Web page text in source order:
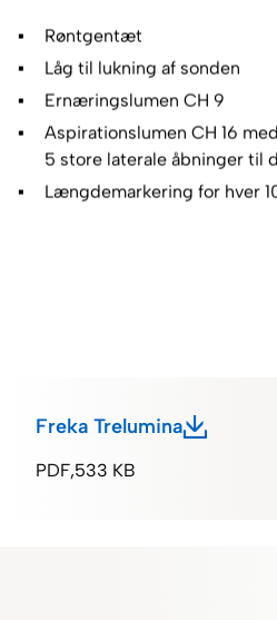
Røntgentæt
Låg til lukning af sonden
Ernæringslumen CH 9
Aspirationslumen CH 16
5 store laterale åbninger til
Længdemarkering for hver
533 KB
PDF
Freka Trelumina